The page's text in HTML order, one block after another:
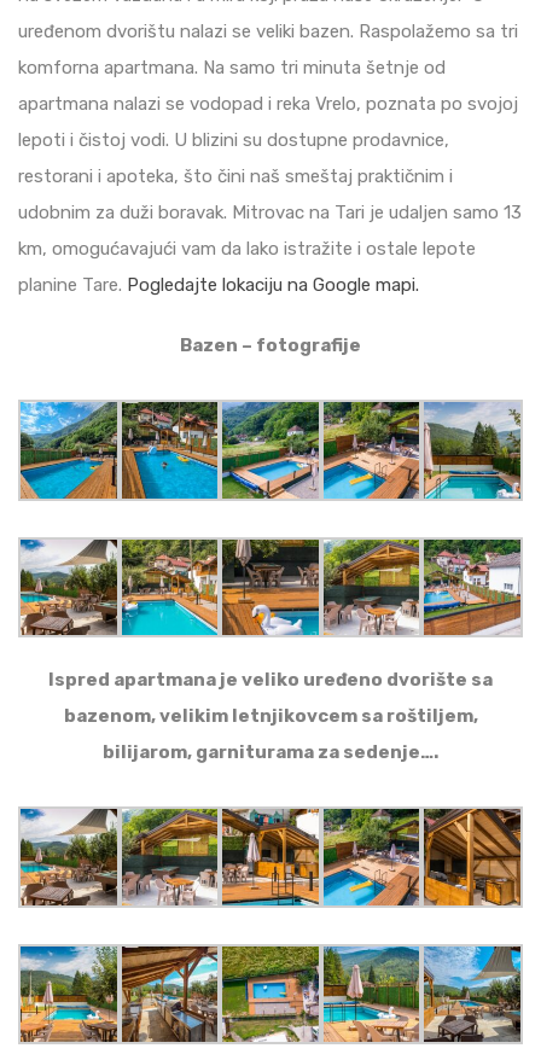
uređenom dvorištu nalazi se veliki bazen. Raspolažemo sa tri
komforna apartmana. Na samo tri minuta šetnje od
apartmana nalazi se vodopad i reka Vrelo, poznata po svojoj
lepoti i čistoj vodi. U blizini su dostupne prodavnice,
restorani i apoteka, što čini naš smeštaj praktičnim i
udobnim za duži boravak. Mitrovac na Tari je udaljen samo 13
km, omogućavajući vam da lako istražite i ostale lepote
planine Tare. Pogledajte lokaciju na Google mapi.
Bazen – fotografije
Ispred apartmana je veliko uređeno dvorište sa
bazenom, velikim letnjikovcem sa roštiljem,
bilijarom, garniturama za sedenje….